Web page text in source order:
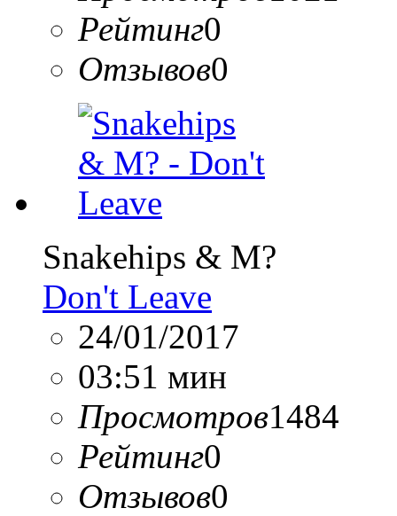
Рейтинг0
Отзывов0
Snakehips & M?
Don't Leave
24/01/2017
03:51 мин
Просмотров1484
Рейтинг0
Отзывов0